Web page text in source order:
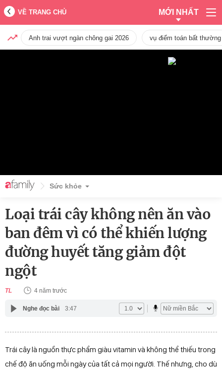
VỀ TRANG CHỦ MỚI NHẤT
Anh trai vượt ngàn chông gai 2026 vụ điểm toán bất
Sức khỏe
Loại trái cây không nên ăn vào
ban đêm vì có thể khiến lượng
đường huyết tăng giảm đột
ngột
TL 4 năm trước
Nghe đọc bài 3:47
Trái cây là nguồn thực phẩm giàu vitamin và không thể thiếu trong
chế độ ăn uống mỗi ngày của tất cả mọi người. Thế nhưng, cho dù